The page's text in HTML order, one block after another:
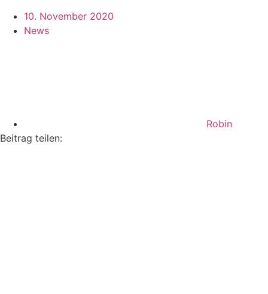
10. November 2020
News
Robin
Beitrag teilen: